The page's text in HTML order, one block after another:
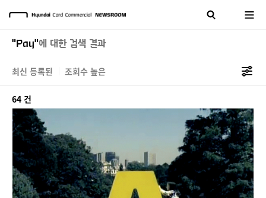
"Pay"에 대한 검색 결과
최신 등록된 조회수 높은
64 건